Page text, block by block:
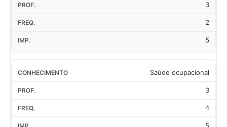
3
2
5
Saúde ocupacional
3
4